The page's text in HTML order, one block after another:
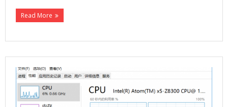
Read More